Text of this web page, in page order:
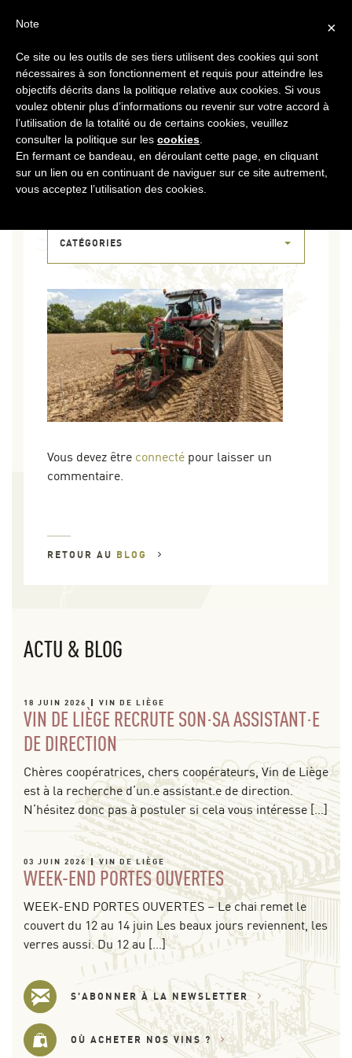
MENU
PXL_20230516_121524958
CATÉGORIES
Vous devez être connecté pour laisser un
commentaire.
RETOUR AU BLOG
ACTU & BLOG
18 JUIN 2026 VIN DE LIÈGE
VIN DE LIÈGE RECRUTE SON·SA ASSISTANT·E
DE DIRECTION
Chères coopératrices, chers coopérateurs, Vin de Liège
est à la recherche d’un.e assistant.e de direction.
N’hésitez donc pas à postuler si cela vous intéresse […]
03 JUIN 2026 VIN DE LIÈGE
WEEK-END PORTES OUVERTES
WEEK-END PORTES OUVERTES – Le chai remet le
couvert du 12 au 14 juin Les beaux jours reviennent, les
verres aussi. Du 12 au […]
S'ABONNER À LA NEWSLETTER
OÙ ACHETER NOS VINS ?
×
Note
Ce site ou les outils de ses tiers utilisent des cookies qui sont
nécessaires à son fonctionnement et requis pour atteindre les
objectifs décrits dans la politique relative aux cookies. Si vous
voulez obtenir plus d’informations ou revenir sur votre accord à
l’utilisation de la totalité ou de certains cookies, veuillez
consulter la politique sur les cookies
En fermant ce bandeau, en déroulant cette page, en cliquant
sur un lien ou en continuant de naviguer sur ce site autrement,
vous acceptez l’utilisation des cookies.